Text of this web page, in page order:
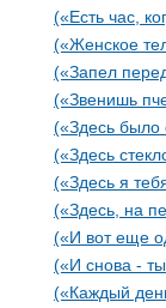
(«Есть час,
(«Женское
(«Запел
(«Звенишь
(«Здесь было
(«Здесь
(«Здесь я
(«Здесь, на
(«И вот еще
(«И снова -
(«Каждый